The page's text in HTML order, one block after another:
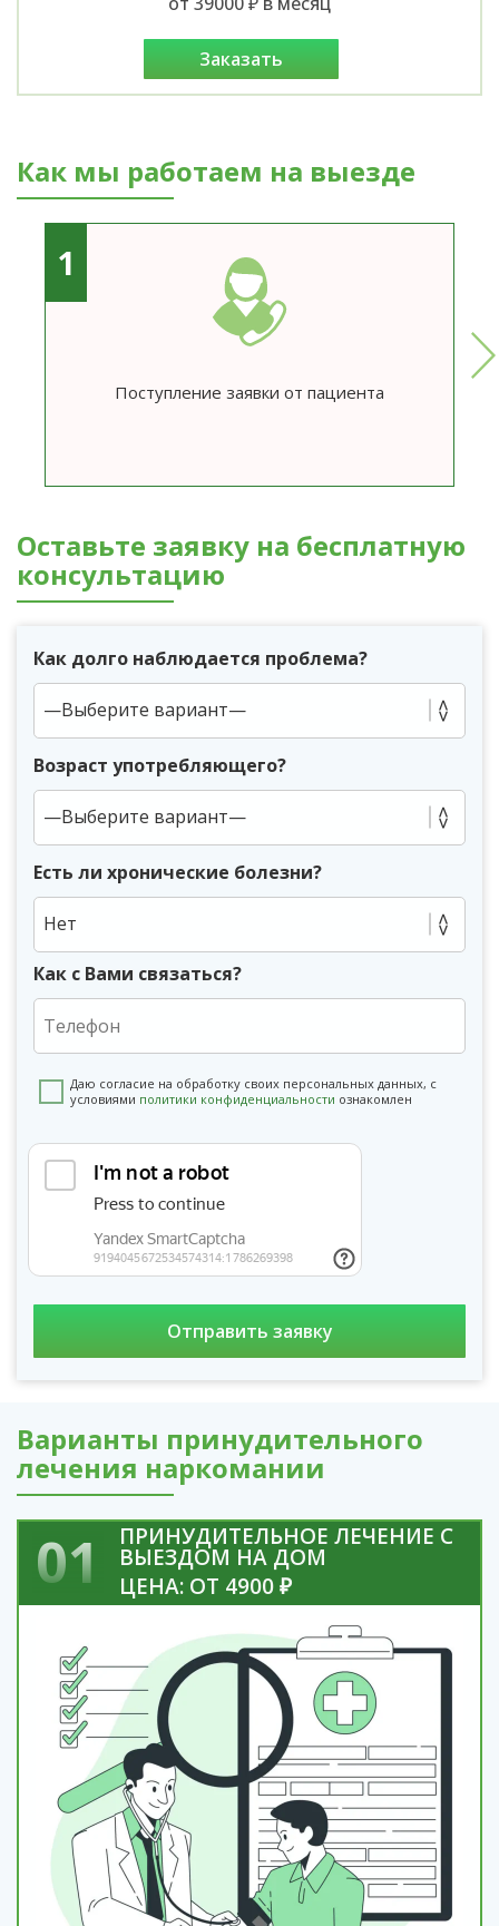
заказать
Как мы работаем на выезде
1
Поступление заявки от пациента
Оставьте заявку на бесплатную
консультацию
Как долго наблюдается проблема?
Возраст употребляющего?
Есть ли хронические болезни?
Нет
Как с Вами связаться?
Даю согласие на обработку своих персональных данных, с
условиями политики конфиденциальности ознакомлен
Варианты принудительного
лечения наркомании
01 ПРИНУДИТЕЛЬНОЕ ЛЕЧЕНИЕ С
ВЫЕЗДОМ НА ДОМ
ЦЕНА: ОТ 4900 ₽